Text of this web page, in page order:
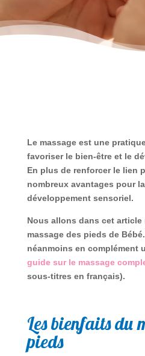
Le massage est une
favoriser le bien-être et le
En plus de renforcer le lien
nombreux avantages pour
développement sensoriel.
Nous allons dans cet
massage des pieds de
néanmoins en complément
guide sur le massage
sous-titres en français).
Les bienfaits du
pieds